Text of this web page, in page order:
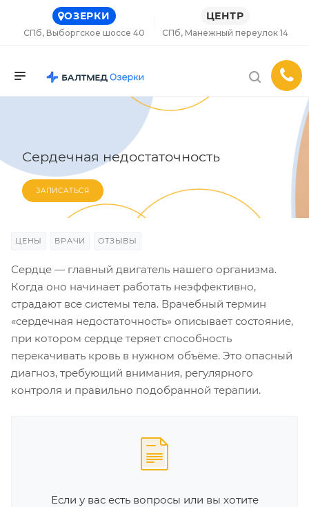
ОЗЕРКИ
СПб, Выборгское шоссе 40
ЦЕНТР
СПб, Манежный переулок 14
Сердечная недостаточность
ЗАПИСАТЬСЯ
ЦЕНЫ ВРАЧИ ОТЗЫВЫ
Сердце — главный двигатель нашего организма.
Когда оно начинает работать неэффективно,
страдают все системы тела. Врачебный термин
«сердечная недостаточность» описывает состояние,
при котором сердце теряет способность
перекачивать кровь в нужном объёме. Это опасный
диагноз, требующий внимания, регулярного
контроля и правильно подобранной терапии.
Если у вас есть вопросы или вы хотите